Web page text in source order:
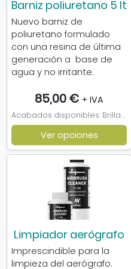
Barniz poliuretano 5 lt
Nuevo barniz de
poliuretano formulado
con una resina de última
generación a base de
agua y no irritante.
85,00 € + IVA
Acabados disponibles: Brillante, Satinado
Ver opciones
Limpiador aerógrafo
Imprescindible para la
limpieza del aerógrafo.